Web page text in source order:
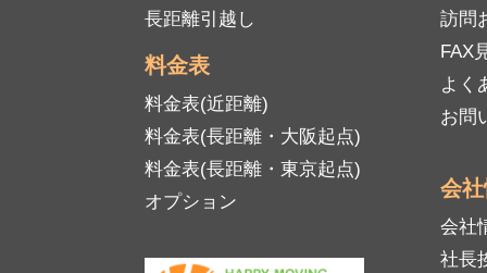
長距離引越し
料金表
料金表(近距離)
料金表(長距離・大阪起点)
料金表(長距離・東京起点)
オプション
訪問
FAX
よく
お問
会
会社
社長